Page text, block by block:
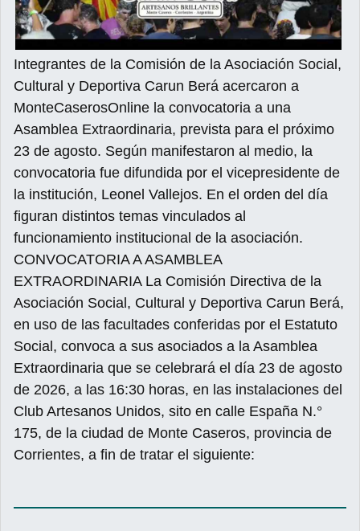
Integrantes de la Comisión de la Asociación Social,
Cultural y Deportiva Carun Berá acercaron a
MonteCaserosOnline la convocatoria a una
Asamblea Extraordinaria, prevista para el próximo
23 de agosto. Según manifestaron al medio, la
convocatoria fue difundida por el vicepresidente de
la institución, Leonel Vallejos. En el orden del día
figuran distintos temas vinculados al
funcionamiento institucional de la asociación.
CONVOCATORIA A ASAMBLEA
EXTRAORDINARIA La Comisión Directiva de la
Asociación Social, Cultural y Deportiva Carun Berá,
en uso de las facultades conferidas por el Estatuto
Social, convoca a sus asociados a la Asamblea
Extraordinaria que se celebrará el día 23 de agosto
de 2026, a las 16:30 horas, en las instalaciones del
Club Artesanos Unidos, sito en calle España N.°
175, de la ciudad de Monte Caseros, provincia de
Corrientes, a fin de tratar el siguiente: